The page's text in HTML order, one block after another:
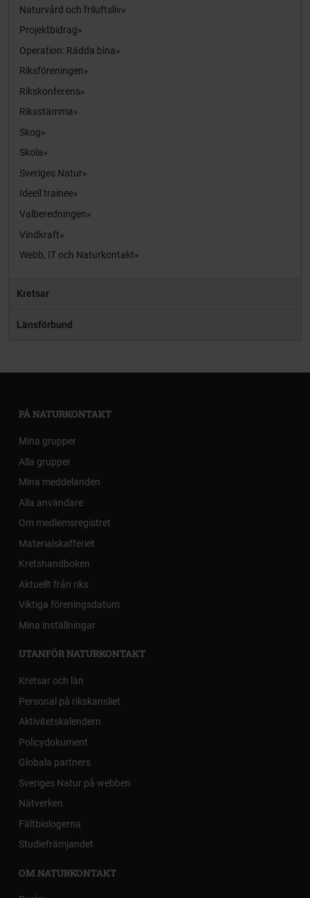
Naturvård och friluftsliv
Projektbidrag
Operation: Rädda bina
Riksföreningen
Rikskonferens
Riksstämma
Skog
Skola
Sveriges Natur
Ideell trainee
Valberedningen
Vindkraft
Webb, IT och Naturkontakt
Kretsar
Länsförbund
PÅ NATURKONTAKT
Mina grupper
Alla grupper
Mina meddelanden
Alla användare
Om medlemsregistret
Materialskafferiet
Kretshandboken
Aktuellt från riks
Viktiga föreningsdatum
Mina inställningar
UTANFÖR NATURKONTAKT
Kretsar och län
Personal på rikskansliet
Aktivitetskalendern
Policydokument
Globala partners
Sveriges Natur på webben
Nätverken
Fältbiologerna
Studiefrämjandet
OM NATURKONTAKT